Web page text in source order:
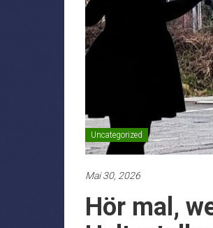
Uncategorized
Mai 30, 2026
Hör mal,